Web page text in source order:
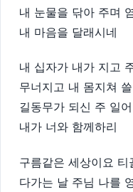
내 눈물을 닦아 주며
내 마음을 달래시네
내 십자가 내가 지고
무너지고 내 몸지쳐
길동무가 되신 주 일
내가 너와 함께하리
구름같은 세상이요
다가는 날 주님 나를